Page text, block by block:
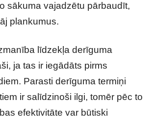
sākuma vajadzētu pārbaudīt,
plankumus.
līdzekļa derīguma
ja tas ir iegādāts pirms
Parasti derīguma termiņi
ir salīdzinoši ilgi, tomēr pēc to
efektivitāte var būtiski